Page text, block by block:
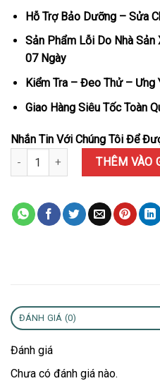
Hỗ Trợ Bảo Dưỡng – Sửa
Sản Phẩm Lỗi Do Nhà
07 Ngày
Kiểm Tra – Đeo Thử – Ưng
Giao Hàng Siêu Tốc Toàn
Nhắn Tin Với Chúng Tôi Để
Đồng Hồ IWC IngenieurTHÊM VÀO
ĐÁNH GIÁ (0)
Đánh giá
Chưa có đánh giá nào.